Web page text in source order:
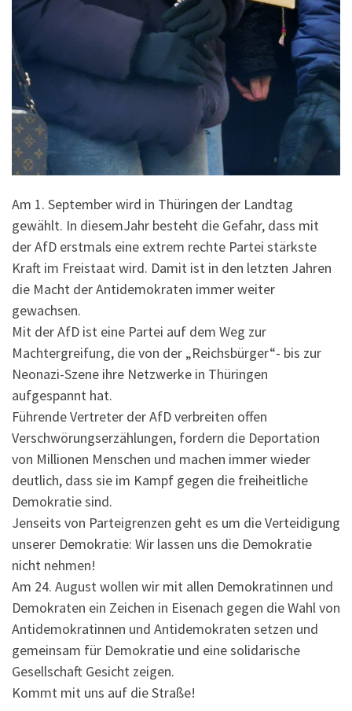
Am 1. September wird in Thüringen der Landtag
gewählt. In diesemJahr besteht die Gefahr, dass mit
der AfD erstmals eine extrem rechte Partei stärkste
Kraft im Freistaat wird. Damit ist in den letzten Jahren
die Macht der Antidemokraten immer weiter
gewachsen.
Mit der AfD ist eine Partei auf dem Weg zur
Machtergreifung, die von der „Reichsbürger“- bis zur
Neonazi-Szene ihre Netzwerke in Thüringen
aufgespannt hat.
Führende Vertreter der AfD verbreiten offen
Verschwörungserzählungen, fordern die Deportation
von Millionen Menschen und machen immer wieder
deutlich, dass sie im Kampf gegen die freiheitliche
Demokratie sind.
Jenseits von Parteigrenzen geht es um die Verteidigung
unserer Demokratie: Wir lassen uns die Demokratie
nicht nehmen!
Am 24. August wollen wir mit allen Demokratinnen und
Demokraten ein Zeichen in Eisenach gegen die Wahl von
Antidemokratinnen und Antidemokraten setzen und
gemeinsam für Demokratie und eine solidarische
Gesellschaft Gesicht zeigen.
Kommt mit uns auf die Straße!